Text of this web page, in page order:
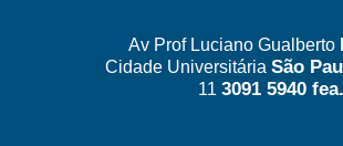
Av Prof Luciano Gualberto
Cidade Universitária São
11 3091 5940